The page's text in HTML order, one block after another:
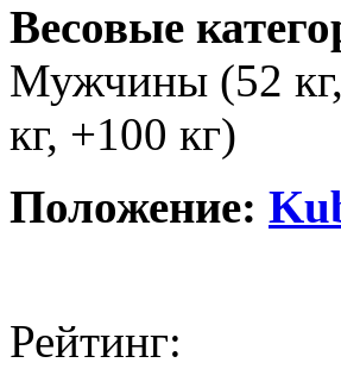
Весовые
Мужчины (52 кг,
кг, +100 кг)
Положение:
Рейтинг: